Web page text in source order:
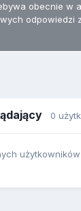
obecnie w
odpowiedzi
0